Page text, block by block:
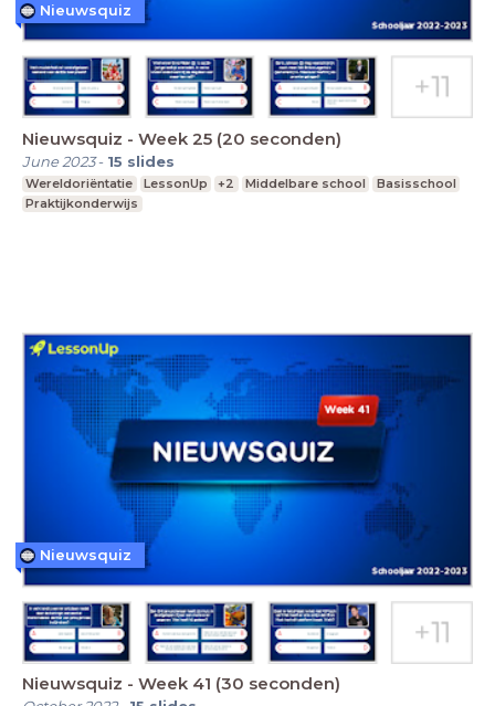
Nieuwsquiz - Week 25 (20 seconden)
June 2023- 15 slides
Wereldoriëntatie LessonUp +2 Middelbare school
Basisschool
Praktijkonderwijs
Nieuwsquiz
Nieuwsquiz - Week 41 (30 seconden)
Nieuwsquiz